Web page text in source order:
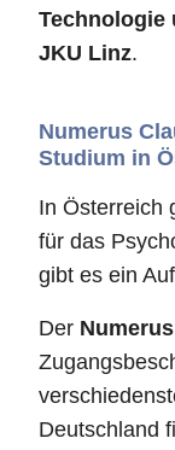
Technologie
JKU Linz.
Numerus
Studium in
In Österreich
für das
gibt es ein
Der
Deutschland